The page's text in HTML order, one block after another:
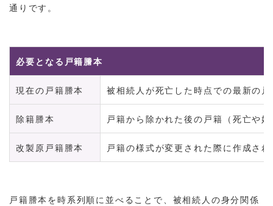
通りです。
必要となる戸籍謄本
現在の戸籍謄本 被相続人が死亡した時点での最新の
除籍謄本 戸籍から除かれた後の戸籍（死亡や
改製原戸籍謄本 戸籍の様式が変更された際に作成さ
戸籍謄本を時系列順に並べることで、被相続人の身分関係